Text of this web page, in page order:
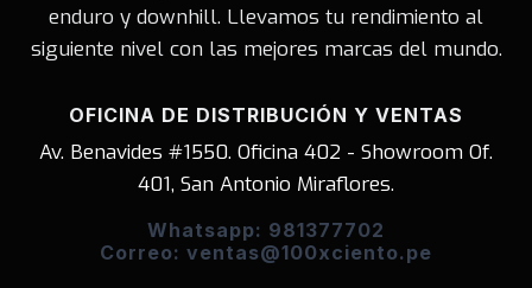
enduro y downhill. Llevamos tu rendimiento al
siguiente nivel con las mejores marcas del mundo.
OFICINA DE DISTRIBUCIÓN Y VENTAS
Av. Benavides #1550. Oficina 402 - Showroom Of.
401, San Antonio Miraflores.
Whatsapp: 981377702
Correo: ventas@100xciento.pe